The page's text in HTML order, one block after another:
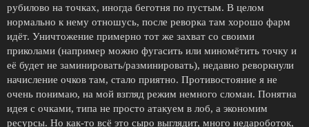
рубилово на точках, иногда беготня по пустым. В целом
нормально к нему отношусь, после реворка там хорошо фарм
идёт. Уничтожение примерно тот же захват со своими
приколами (например можно фугасить или миномётить точку и
её будет не заминировать/разминировать), недавно реворкнули
начисление очков там, стало приятно. Противостояние я не
очень понимаю, на мой взгляд режим немного сломан. Понятна
идея с очками, типа не просто атакуем в лоб, а экономим
ресурсы. Но как-то всё это сыро выглядит, много недароботок,